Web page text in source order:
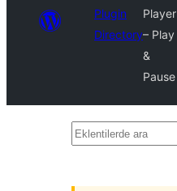
Plugin
Directory
Player
– Play
&
Pause
Eklentilerde